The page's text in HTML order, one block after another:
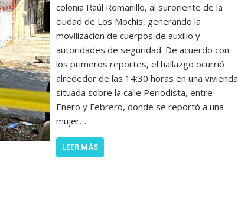
colonia Raúl Romanillo, al suroriente de la
ciudad de Los Mochis, generando la
movilización de cuerpos de auxilio y
autoridades de seguridad. De acuerdo con
los primeros reportes, el hallazgo ocurrió
alrededor de las 14:30 horas en una vivienda
situada sobre la calle Periodista, entre
Enero y Febrero, donde se reportó a una
mujer…
LEER MÁS